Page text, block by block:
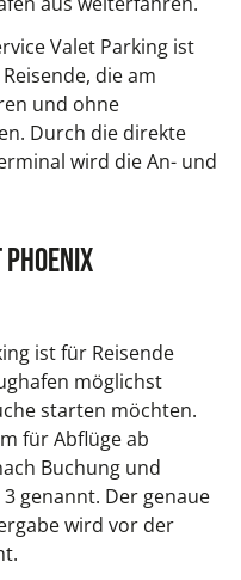
Valet Parking ist
die am
und ohne
Durch die direkte
wird die An- und
ist für Reisende
möglichst
starten möchten.
für Abflüge ab
Buchung und
genannt. Der genaue
wird vor der